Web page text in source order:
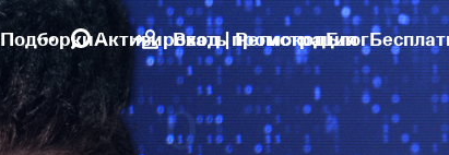
ПодборкиАктивировать промокодБлог
Вход | Регистрация